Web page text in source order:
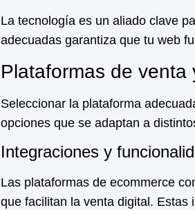
La tecnología es un aliado clave
adecuadas garantiza que tu web
Plataformas de venta
Seleccionar la plataforma
opciones que se adaptan a
Integraciones y
Las plataformas de ecommerce
que facilitan la venta digital. Estas